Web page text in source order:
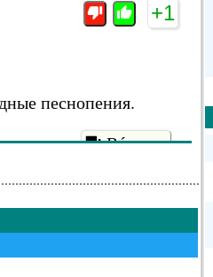
+1
песнопения.
Réponse